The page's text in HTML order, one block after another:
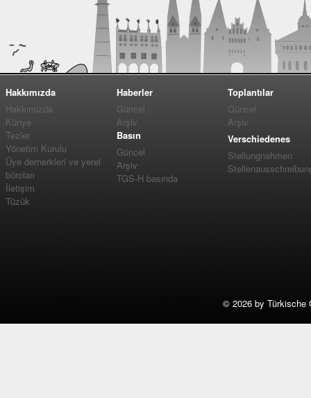
Hakkımızda
Hakkımızda
Künye
Tezler
Yönetim Kurulu
Üye dernerkleri ve yerel
büroları
İletişim
Tüzük
Haberler
Güncel
Arşiv
Basın
Güncel
Arşiv
TGS-H basında
Toplantılar
Güncel
Arşiv
Verschiedenes
Stellungnahmen
© 2026 by Türkische